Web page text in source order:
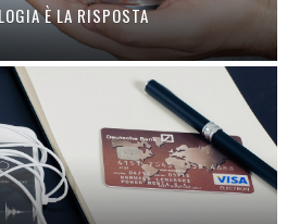
È LA RISPOSTA